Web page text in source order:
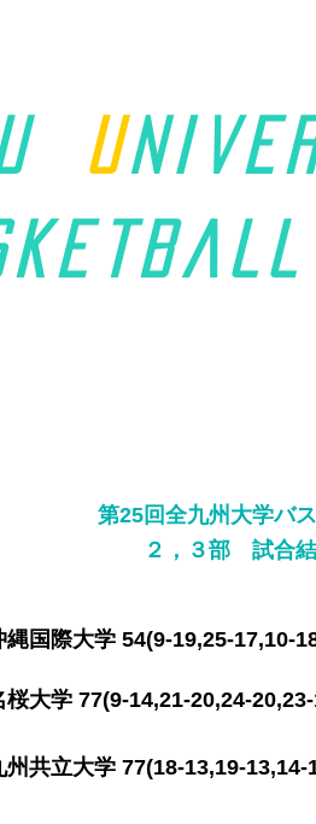
u
ball
第25回全九州大学バ
２，３部 試合
際大学 54(9-19,25-
学 77(9-14,21-20,24-
大学 77(18-13,19-13,14-